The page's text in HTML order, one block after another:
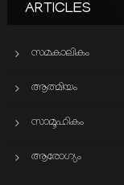
ARTICLES
സമകാലികം
ആത്മിയം
സാമൂഹികം
ആരോഗ്യം